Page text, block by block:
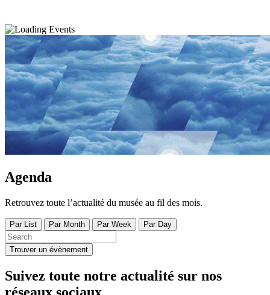
Agenda
Retrouvez toute l’actualité du musée au fil des mois.
Par List Par Month Par Week Par Day
Suivez toute notre actualité sur nos
réseaux sociaux